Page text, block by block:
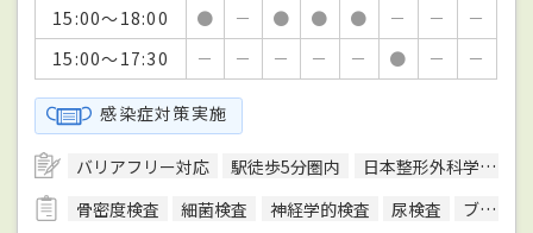
15:00～18:00
● － ● ● ● － －
－
15:00～17:30
－ － － － － ● － －
感染症対策実施
バリアフリー対応 駅徒歩5分圏内
日本整形外科学会整形外科専門医
骨密度検査
細菌検査 神経学的検査 尿検査 ブロック治療